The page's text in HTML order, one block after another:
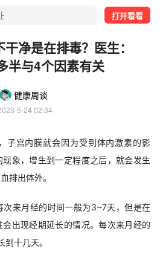
打开看看
净是在排毒？医生：
半与4个因素有关
健康周谈
5-24 02:34
宫内膜就会因为受到体内激素的影
象，增生到一定程度之后，就会发生
排出体外。
次来月经的时间一般为3~7天，但是在
出现经期延长的情况。每次来月经的
十几天。